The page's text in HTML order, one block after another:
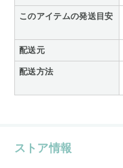
このアイテムの発送目安
配送元
配送方法
ストア情報